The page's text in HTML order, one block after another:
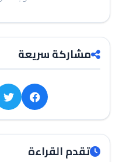
مشاركة سريعة
تقدم القراءة